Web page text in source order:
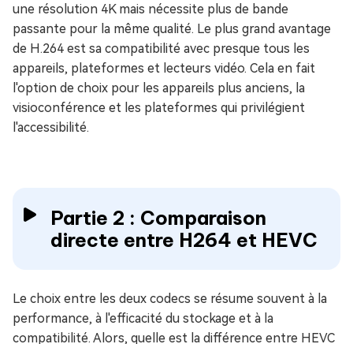
une résolution 4K mais nécessite plus de bande
passante pour la même qualité. Le plus grand avantage
de H.264 est sa compatibilité avec presque tous les
appareils, plateformes et lecteurs vidéo. Cela en fait
l'option de choix pour les appareils plus anciens, la
visioconférence et les plateformes qui privilégient
l'accessibilité.
Partie 2 : Comparaison
directe entre H264 et HEVC
Le choix entre les deux codecs se résume souvent à la
performance, à l'efficacité du stockage et à la
compatibilité. Alors, quelle est la différence entre HEVC